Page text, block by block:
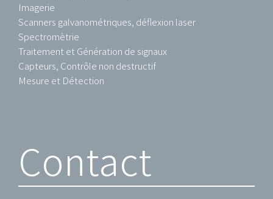
Imagerie
Scanners galvanométriques, déflexion laser
Spectromètrie
Traitement et Génération de signaux
Capteurs, Contrôle non destructif
Mesure et Détection
Contact